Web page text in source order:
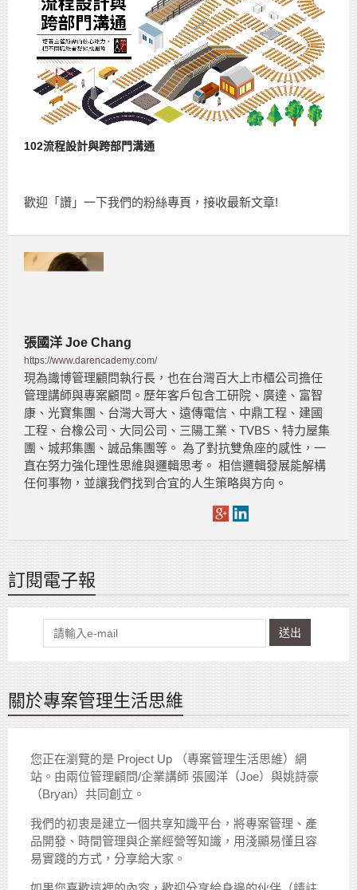
102流程設計與跨部門溝通
歡迎「讚」一下我們的粉絲專頁，接收最新文章!
張國洋 Joe Chang
https://www.darencademy.com/
現為識博管理顧問執行長，也在台灣百大上市櫃公司擔任
管理講師與專案顧問。歷年客戶包含工研院、廣達、富智
康、光寶集團、台灣大哥大、遠傳電信、中鼎工程、建國
工程、台橡公司、大同公司、三陽工業、TVBS、特力屋集
團、城邦集團、誠品集團等。 為了對抗雙魚座的感性，一
直在努力強化理性思維與邏輯思考。 相信邏輯發展能解構
任何事物，並讓我們找到合宜的人生策略與方向。
訂閱電子報
送出
關於專案管理生活思維
您正在瀏覽的是 Project Up （專案管理生活思維）網
站。由兩位管理顧問/企業講師 張國洋（Joe）與姚詩豪
（Bryan）共同創立。
我們的初衷是建立一個共享知識平台，將專案管理、產
品開發、時間管理與企業經營等知識，用淺顯易懂且容
易實踐的方式，分享給大家。